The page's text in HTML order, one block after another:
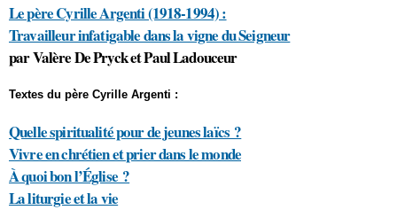
Le père Cyrille Argenti (1918-1994) :
Travailleur infatigable dans la vigne du Seigneur
par Valère De Pryck et Paul Ladouceur
Textes du père Cyrille Argenti :
Quelle spiritualité pour de jeunes laïcs ?
Vivre en chrétien et prier dans le monde
À quoi bon l’Église ?
La liturgie et la vie